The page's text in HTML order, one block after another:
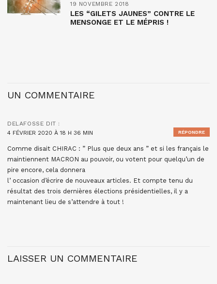
19 NOVEMBRE 2018
LES “GILETS JAUNES” CONTRE LE
MENSONGE ET LE MÉPRIS !
UN COMMENTAIRE
DELAFOSSE DIT :
4 FÉVRIER 2020 À 18 H 36 MIN
Comme disait CHIRAC : ” Plus que deux ans ” et si les français le
maintiennent MACRON au pouvoir, ou votent pour quelqu’un de
pire encore, cela donnera
l’ occasion d’écrire de nouveaux articles. Et compte tenu du
résultat des trois dernières élections présidentielles, il y a
maintenant lieu de s’attendre à tout !
RÉPONDRE
LAISSER UN COMMENTAIRE